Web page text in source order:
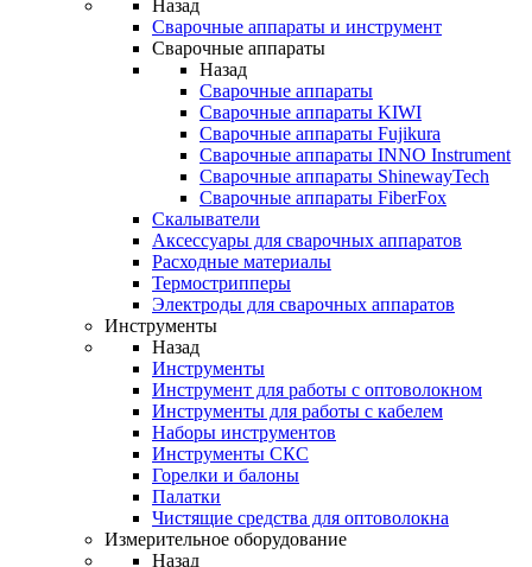
Назад
Сварочные аппараты и инструмент
Сварочные аппараты
Назад
Сварочные аппараты
Сварочные аппараты KIWI
Сварочные аппараты Fujikura
Сварочные аппараты INNO Instrument
Сварочные аппараты ShinewayTech
Cварочные аппараты FiberFox
Скалыватели
Аксессуары для сварочных аппаратов
Расходные материалы
Термострипперы
Электроды для сварочных аппаратов
Инструменты
Назад
Инструменты
Инструмент для работы с оптоволокном
Инструменты для работы с кабелем
Наборы инструментов
Инструменты СКС
Горелки и балоны
Палатки
Чистящие средства для оптоволокна
Измерительное оборудование
Назад